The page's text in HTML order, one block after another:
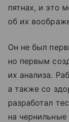
пятнах, и это
об их
Он не был
но первым
их анализа.
а также со
разработал
на чернильные